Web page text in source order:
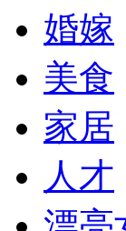
婚嫁
美食
家居
人才